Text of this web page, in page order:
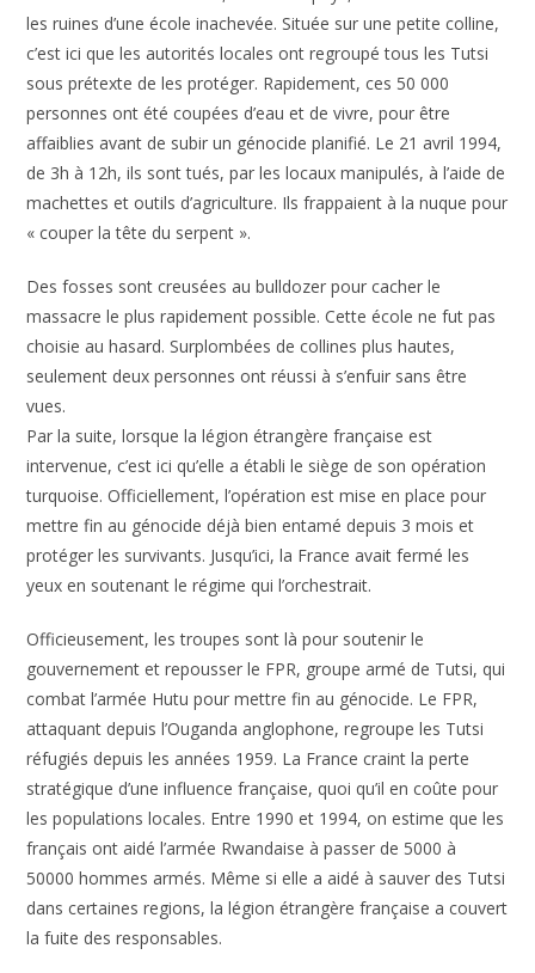
les ruines d’une école inachevée. Située sur une petite colline,
c’est ici que les autorités locales ont regroupé tous les Tutsi
sous prétexte de les protéger. Rapidement, ces 50 000
personnes ont été coupées d’eau et de vivre, pour être
affaiblies avant de subir un génocide planifié. Le 21 avril 1994,
de 3h à 12h, ils sont tués, par les locaux manipulés, à l’aide de
machettes et outils d’agriculture. Ils frappaient à la nuque pour
« couper la tête du serpent ».
Des fosses sont creusées au bulldozer pour cacher le
massacre le plus rapidement possible. Cette école ne fut pas
choisie au hasard. Surplombées de collines plus hautes,
seulement deux personnes ont réussi à s’enfuir sans être
vues.
Par la suite, lorsque la légion étrangère française est
intervenue, c’est ici qu’elle a établi le siège de son opération
turquoise. Officiellement, l’opération est mise en place pour
mettre fin au génocide déjà bien entamé depuis 3 mois et
protéger les survivants. Jusqu’ici, la France avait fermé les
yeux en soutenant le régime qui l’orchestrait.
Officieusement, les troupes sont là pour soutenir le
gouvernement et repousser le FPR, groupe armé de Tutsi, qui
combat l’armée Hutu pour mettre fin au génocide. Le FPR,
attaquant depuis l’Ouganda anglophone, regroupe les Tutsi
réfugiés depuis les années 1959. La France craint la perte
stratégique d’une influence française, quoi qu’il en coûte pour
les populations locales. Entre 1990 et 1994, on estime que les
français ont aidé l’armée Rwandaise à passer de 5000 à
50000 hommes armés. Même si elle a aidé à sauver des Tutsi
dans certaines regions, la légion étrangère française a couvert
la fuite des responsables.